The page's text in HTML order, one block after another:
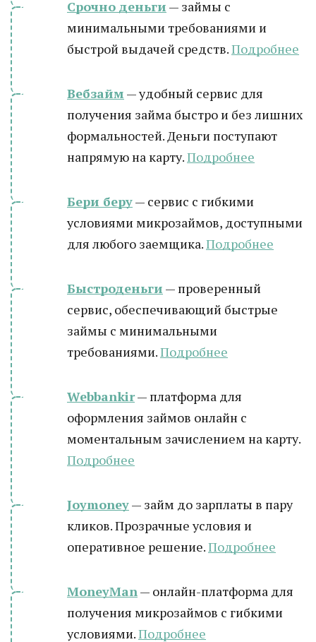
Срочно деньги — займы с
минимальными требованиями и
быстрой выдачей средств.Подробнее
Вебзайм — удобный сервис для
получения займа быстро и без лишних
формальностей. Деньги поступают
напрямую на карту.Подробнее
Бери беру— сервис с гибкими
условиями микрозаймов, доступными
для любого заемщика.Подробнее
Быстроденьги — проверенный
сервис, обеспечивающий быстрые
займы с минимальными
требованиями.Подробнее
Webbankir— платформа для
оформления займов онлайн с
моментальным зачислением на карту.
Подробнее
Joymoney— займ до зарплаты в пару
кликов. Прозрачные условия и
оперативное решение.Подробнее
MoneyMan— онлайн-платформа для
получения микрозаймов с гибкими
условиями.Подробнее